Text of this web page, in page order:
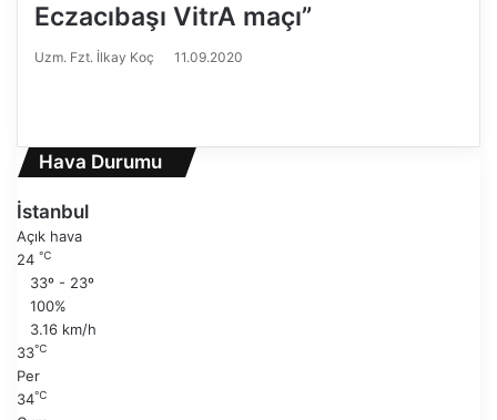
Eczacıbaşı VitrA maçı”
Uzm. Fzt. İlkay Koç 11.09.2020
e
k
i
a
y
f
a
n
r
a
i
s
a
y
f
Hava Durumu
İstanbul
Açık hava
24 ℃
33º - 23º
100%
3.16 km/h
33℃
Per
34℃